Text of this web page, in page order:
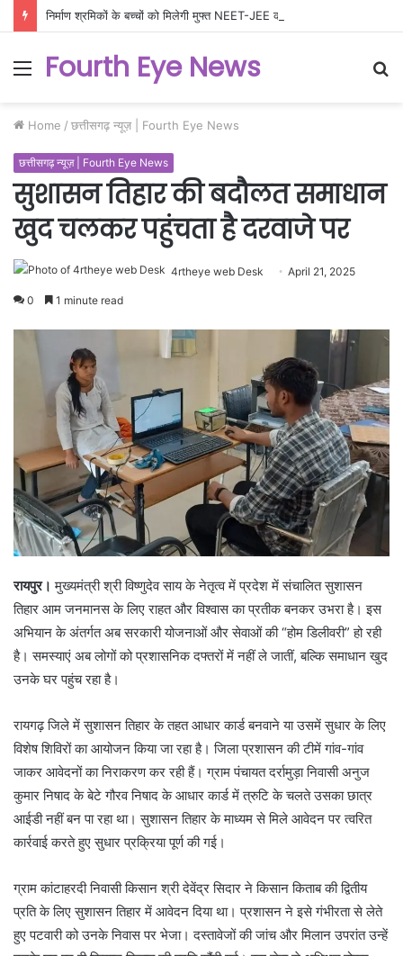
Menu
Fourth Eye News
Home / छत्तीसगढ़ न्यूज़ | Fourth Eye News
छत्तीसगढ़ न्यूज़ | Fourth Eye News
सुशासन तिहार की बदौलत समाधान
खुद चलकर पहुंचता है दरवाजे पर
4rtheye web Desk April 21, 2025
0 1 minute read
रायपुर।मुख्यमंत्री श्री विष्णुदेव साय के नेतृत्व में प्रदेश में संचालित सुशासन
तिहार आम जनमानस के लिए राहत और विश्वास का प्रतीक बनकर उभरा है। इस
अभियान के अंतर्गत अब सरकारी योजनाओं और सेवाओं की “होम डिलीवरी” हो रही
है। समस्याएं अब लोगों को प्रशासनिक दफ्तरों में नहीं ले जातीं, बल्कि समाधान खुद
उनके घर पहुंच रहा है।
रायगढ़ जिले में सुशासन तिहार के तहत आधार कार्ड बनवाने या उसमें सुधार के लिए
विशेष शिविरों का आयोजन किया जा रहा है। जिला प्रशासन की टीमें गांव-गांव
जाकर आवेदनों का निराकरण कर रही हैं। ग्राम पंचायत दर्रामुड़ा निवासी अनुज
कुमार निषाद के बेटे गौरव निषाद के आधार कार्ड में त्रुटि के चलते उसका छात्र
आईडी नहीं बन पा रहा था। सुशासन तिहार के माध्यम से मिले आवेदन पर त्वरित
कार्रवाई करते हुए सुधार प्रक्रिया पूर्ण की गई।
ग्राम कांटाहरदी निवासी किसान श्री देवेंद्र सिदार ने किसान किताब की द्वितीय
प्रति के लिए सुशासन तिहार में आवेदन दिया था। प्रशासन ने इसे गंभीरता से लेते
हुए पटवारी को उनके निवास पर भेजा। दस्तावेजों की जांच और मिलान उपरांत उन्हें